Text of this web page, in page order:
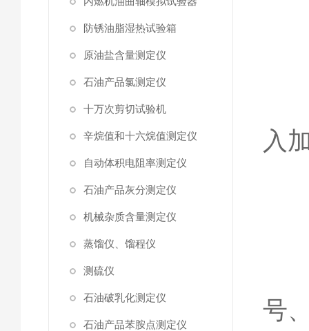
防锈油脂湿热试验箱
原油盐含量测定仪
石油产品氯测定仪
十万次剪切试验机
辛烷值和十六烷值测定仪
自动体积电阻率测定仪
石油产品灰分测定仪
机械杂质含量测定仪
蒸馏仪、馏程仪
测硫仪
石油破乳化测定仪
石油产品苯胺点测定仪
入
号